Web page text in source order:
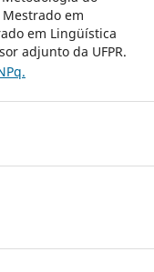
Mestrado em
em Lingüística
adjunto da UFPR.